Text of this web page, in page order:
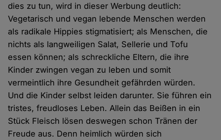
dies zu tun, wird in dieser Werbung deutlich:
Vegetarisch und vegan lebende Menschen werden
als radikale Hippies stigmatisiert; als Menschen, die
nichts als langweiligen Salat, Sellerie und Tofu
essen können; als schreckliche Eltern, die ihre
Kinder zwingen vegan zu leben und somit
vermeintlich ihre Gesundheit gefährden würden.
Und die Kinder selbst leiden darunter. Sie führen ein
tristes, freudloses Leben. Allein das Beißen in ein
Stück Fleisch lösen deswegen schon Tränen der
Freude aus. Denn heimlich würden sich